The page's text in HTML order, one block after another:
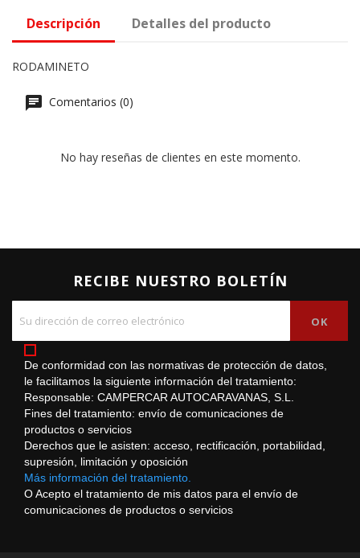
Descripción Detalles del producto
RODAMINETO
Comentarios (0)
No hay reseñas de clientes en este momento.
RECIBE NUESTRO BOLETÍN
De conformidad con las normativas de protección de datos,
le facilitamos la siguiente información del tratamiento:
Responsable: CAMPERCAR AUTOCARAVANAS, S.L.
Fines del tratamiento: envío de comunicaciones de
productos o servicios
Derechos que le asisten: acceso, rectificación, portabilidad,
supresión, limitación y oposición
Más información del tratamiento.
O Acepto el tratamiento de mis datos para el envío de
comunicaciones de productos o servicios